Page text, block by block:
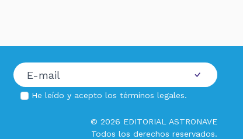
He leído y acepto los términos legales.
© 2026 EDITORIAL ASTRONAVE
Todos los derechos reservados.